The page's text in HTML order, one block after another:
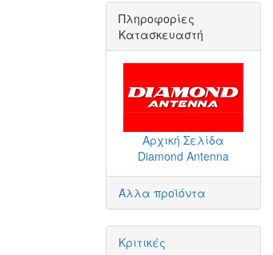
Πληροφορίες
Κατασκευαστή
Αρχική Σελίδα
Diamond Antenna
Άλλα προϊόντα
Κριτικές